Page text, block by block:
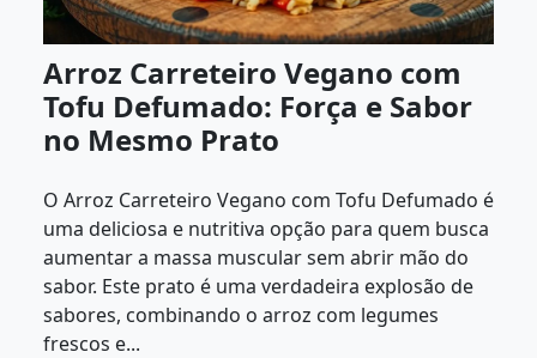
Arroz Carreteiro Vegano com
Tofu Defumado: Força e Sabor
no Mesmo Prato
O Arroz Carreteiro Vegano com Tofu Defumado é
uma deliciosa e nutritiva opção para quem busca
aumentar a massa muscular sem abrir mão do
sabor. Este prato é uma verdadeira explosão de
sabores, combinando o arroz com legumes
frescos e...